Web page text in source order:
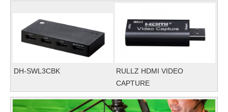
DH-SWL3CBK
RULLZ HDMI VIDEO
CAPTURE